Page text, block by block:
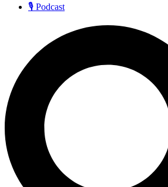
🎙️ Podcast